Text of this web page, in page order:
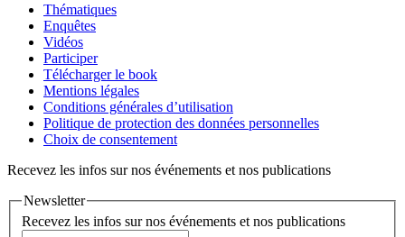
Thématiques
Enquêtes
Vidéos
Participer
Télécharger le book
Mentions légales
Conditions générales d’utilisation
Politique de protection des données personnelles
Choix de consentement
Recevez les infos sur nos événements et nos publications
Newsletter
Recevez les infos sur nos événements et nos publications